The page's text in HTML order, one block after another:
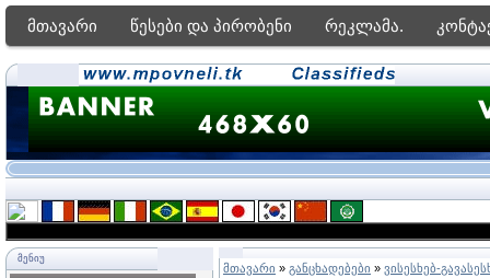
მთავარი წესები და პირობენი რეკლამა.
ᲛᲔᲜᲘᲣ
მთავარი » განცხადებები » ვისესხებ-